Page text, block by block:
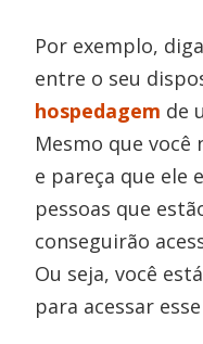
Por exemplo,
entre o seu
hospedagem de
Mesmo que você
e pareça que ele
pessoas que
conseguirão
Ou seja, você
para acessar